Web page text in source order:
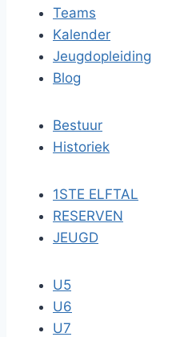
Teams
Kalender
Jeugdopleiding
Blog
Bestuur
Historiek
1STE ELFTAL
RESERVEN
JEUGD
U5
U6
U7